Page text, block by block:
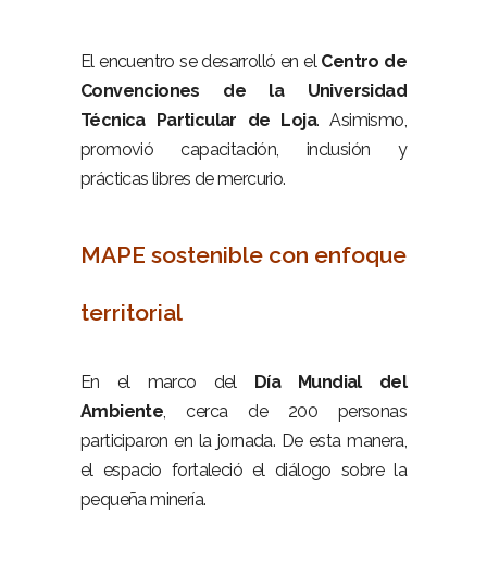
El encuentro se desarrolló en el Centro de
Convenciones de la Universidad
Técnica Particular de Loja. Asimismo,
promovió capacitación, inclusión y
prácticas libres de mercurio.
MAPE sostenible con enfoque
territorial
En el marco del Día Mundial del
Ambiente, cerca de 200 personas
participaron en la jornada. De esta manera,
el espacio fortaleció el diálogo sobre la
pequeña minería.